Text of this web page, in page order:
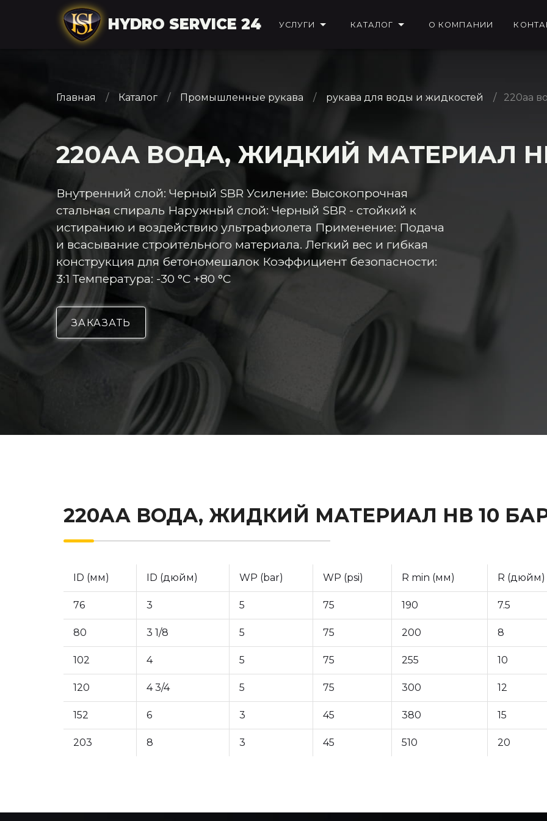
HYDRO SERVICE 24 УСЛУГИ КАТАЛОГ О КОМПАНИИ
Главная Каталог Промышленные рукава рукава для воды и жидкостей 220aa
220AA ВОДА, ЖИДКИЙ МАТЕРИАЛ
Внутренний слой: Черный SBR Усиление: Высокопрочная
стальная спираль Наружный слой: Черный SBR - стойкий к
истиранию и воздействию ультрафиолета Применение: Подача
и всасывание строительного материала. Легкий вес и гибкая
конструкция для бетономешалок Коэффициент безопасности:
3:1 Температура: -30 °C +80 °C
ЗАКАЗАТЬ
220AA ВОДА, ЖИДКИЙ МАТЕРИАЛ НВ 10
ID (мм) ID (дюйм) WP (bar) WP (psi) R min (мм) R (дюйм)
76 3 5 75 190 7.5
80 3 1/8 5 75 200 8
102 4 5 75 255 10
120 4 3/4 5 75 300 12
152 6 3 45 380 15
203 8 3 45 510 20